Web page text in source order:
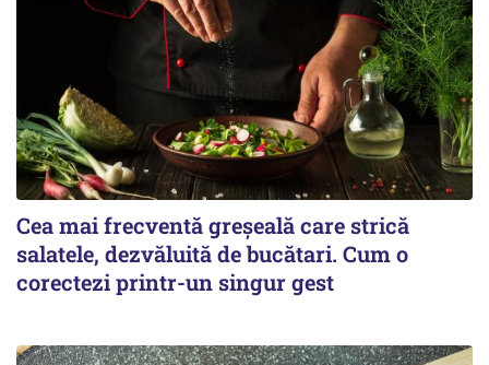
Cea mai frecventă greșeală care strică
salatele, dezvăluită de bucătari. Cum o
corectezi printr-un singur gest